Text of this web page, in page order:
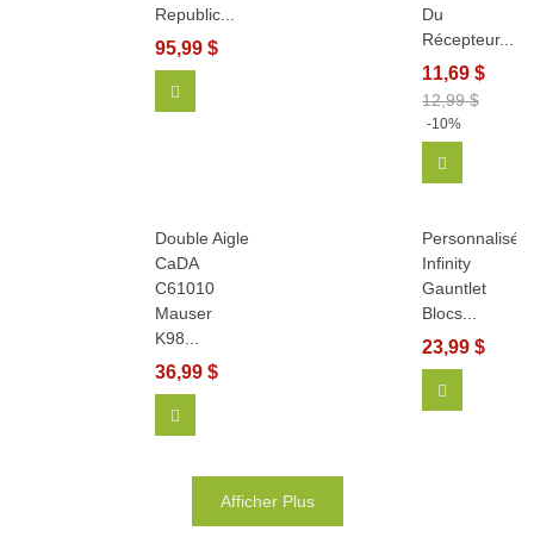
Republic...
95,99 $
Du
Récepteur...
11,69 $
12,99 $
-10%
Double Aigle
CaDA
C61010
Mauser
K98...
36,99 $
Personnalisé
Infinity
Gauntlet
Blocs...
23,99 $
Afficher Plus